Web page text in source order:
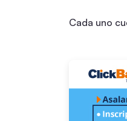
Cada uno